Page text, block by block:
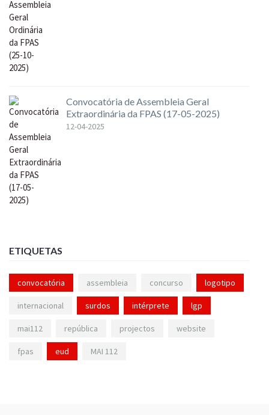
Convocatória de Assembleia Geral
Extraordinária da FPAS (17-05-2025)
12-04-2025
ETIQUETAS
convocatória assembleia concurso logotipo
internacional surdos intérprete lgp
mai112 república projectos website
fpas eud MAI 112